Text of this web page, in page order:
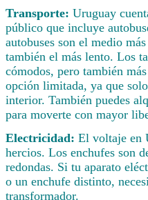
Transporte: Uruguay
público que incluye
autobuses son el medio
también el más lento. Los
cómodos, pero también
opción limitada, ya que
interior. También puedes
para moverte con mayor
Electricidad: El voltaje en
hercios. Los enchufes son
redondas. Si tu aparato
o un enchufe distinto,
transformador.